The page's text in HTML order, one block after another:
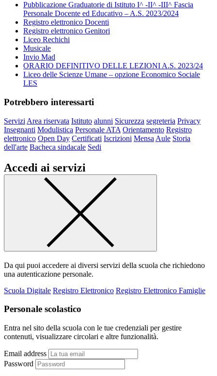
Pubblicazione Graduatorie di Istituto I^ -II^ -III^ Fascia
Personale Docente ed Educativo – A.S. 2023/2024
Registro elettronico Docenti
Registro elettronico Genitori
Liceo Rechichi
Musicale
Invio Mad
ORARIO DEFINITIVO DELLE LEZIONI A.S. 2023/24
Liceo delle Scienze Umane – opzione Economico Sociale
LES
Potrebbero interessarti
Servizi Area riservata Istituto alunni Sicurezza segreteria Privacy
Insegnanti Modulistica Personale ATA Orientamento Registro
elettronico Open Day Certificati Iscrizioni Mensa Aule Storia
dell'arte Bacheca sindacale Sedi
Accedi ai servizi
Da qui puoi accedere ai diversi servizi della scuola che richiedono
una autenticazione personale.
Scuola Digitale Registro Elettronico Registro Elettronico Famiglie
Personale scolastico
Entra nel sito della scuola con le tue credenziali per gestire
contenuti, visualizzare circolari e altre funzionalità.
Email address
Password